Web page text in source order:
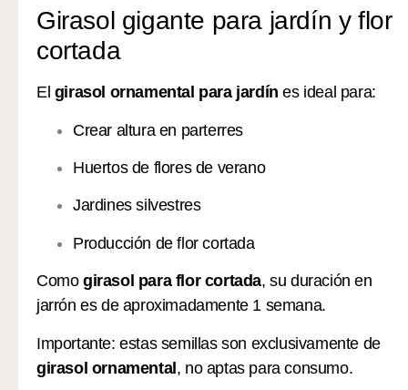
Girasol gigante para jardín y flor
cortada
El girasol ornamental para jardín es ideal para:
Crear altura en parterres
Huertos de flores de verano
Jardines silvestres
Producción de flor cortada
Como girasol para flor cortada, su duración en
jarrón es de aproximadamente 1 semana.
Importante: estas semillas son exclusivamente de
girasol ornamental, no aptas para consumo.